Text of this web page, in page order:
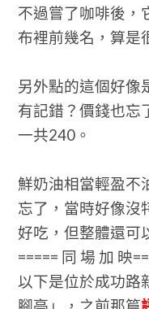
不過嘗了咖啡後，
布裡前幾名，算是
另外點的這個好像
有記錯？價錢也忘
一共240。
鮮奶油相當輕盈不
忘了，當時好像沒
好吃，但整體還可
===== 同 場 加 映
以下是位於成功路